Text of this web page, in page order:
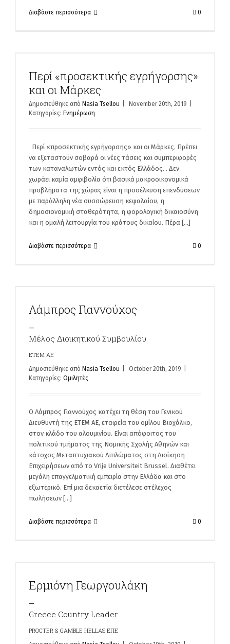
Διαβάστε περισσότερα 0
Περί «προσεκτικής εγρήγορσης»
και οι Μάρκες
Δημοσιεύθηκε από Nasia Tsellou November 20th, 2019
Κατηγορίες: Ενημέρωση
Περί «προσεκτικής εγρήγορσης» και οι Μάρκες. Πρέπει
να εξεταστούν σοβαρά οι νέες τάσεις και συμπεριφορές
των καταναλωτών εντός και εκτός Ελλάδος. . Δεν
χωράει καμία αμφιβολία ότι βασικά μακροοικονομικά
προβλήματα της χώρας είναι η προσέλκυση επενδύσεων
με παράλληλη νέα συσσώρευση κεφαλαίου, η
δημοσιονομική σταθερότητα, η φορολογική δικαιοσύνη
και η ομαλή λειτουργία του κράτους δικαίου. Πέρα [...]
Διαβάστε περισσότερα 0
Λάμπρος Γιαννούχος
Μέλος Διοικητικού Συμβουλίου
ETEM AE
Δημοσιεύθηκε από Nasia Tsellou October 20th, 2019
Κατηγορίες: Ομιλητές
Ο Λάμπρος Γιαννούχος κατέχει τη θέση του Γενικού
Διευθυντή της ΕΤΕΜ ΑΕ, εταιρεία του ομίλου Βιοχάλκο,
στον κλάδο του αλουμινίου. Είναι απόφοιτος του
πολιτικού τμήματος της Νομικής Σχολής Αθηνών και
κάτοχος Μεταπτυχιακού Διπλώματος στη Διοίκηση
Επιχειρήσεων από το Vrije Universiteit Brussel. Διαθέτει
μεγάλη επαγγελματική εμπειρία στην Ελλάδα και στο
εξωτερικό. Επί μια δεκαετία διετέλεσε στέλεχος
πωλήσεων [...]
Διαβάστε περισσότερα 0
Ερμιόνη Γεωργουλάκη
Greece Country Leader
PROCTER & GAMBLE HELLAS ΕΠΕ